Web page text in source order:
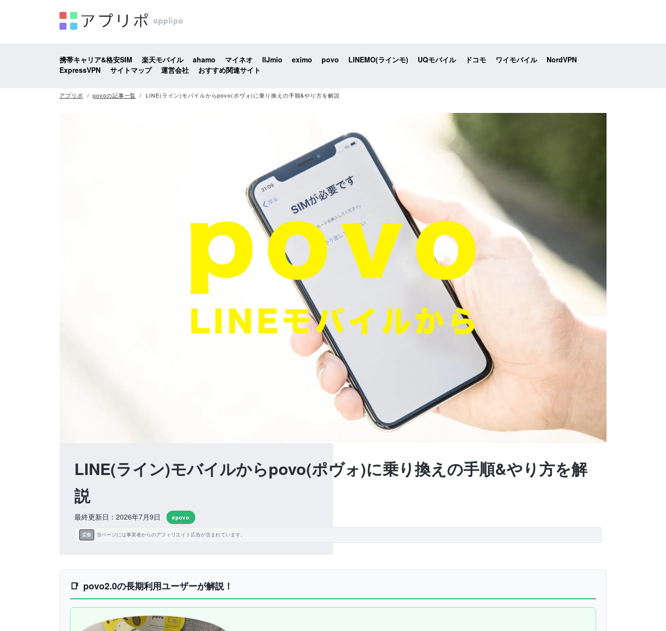
携帯キャリア&格安SIM 楽天モバイル ahamo マイネオ IIJmio eximo povo LINEMO(ラインモ) UQモバイル ドコモ ワイモバイル
NordVPN
ExpressVPN
サイトマップ 運営会社 おすすめ関連サイト
アプリポ povoの記事一覧 LINE(ライン)モバイルからpovo(ポヴォ)に乗り換えの手順&やり方を解説
LINE(ライン)モバイルからpovo(ポヴォ)に乗り換えの手順&やり方を解
説
最終更新日：2026年7月9日 #povo
広告 当ページには事業者からのアフィリエイト広告が含まれています。
povo2.0の長期利用ユーザーが解説！